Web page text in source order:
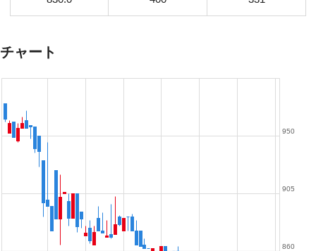
チャート
860
905
950